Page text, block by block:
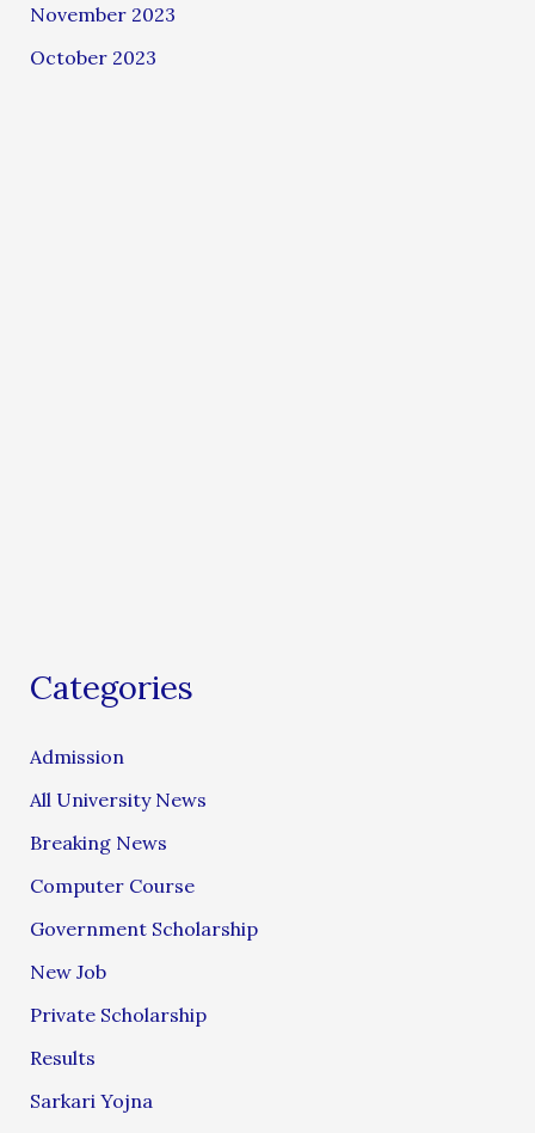
November 2023
October 2023
Categories
Admission
All University News
Breaking News
Computer Course
Government Scholarship
New Job
Private Scholarship
Results
Sarkari Yojna